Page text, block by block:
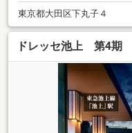
東京都大田区下丸子４
ドレッセ池上 第4期